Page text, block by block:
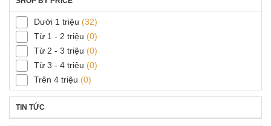
Dưới 1 triệu (32)
Từ 1 - 2 triệu (0)
Từ 2 - 3 triệu (0)
Từ 3 - 4 triệu (0)
Trên 4 triệu (0)
TIN TỨC